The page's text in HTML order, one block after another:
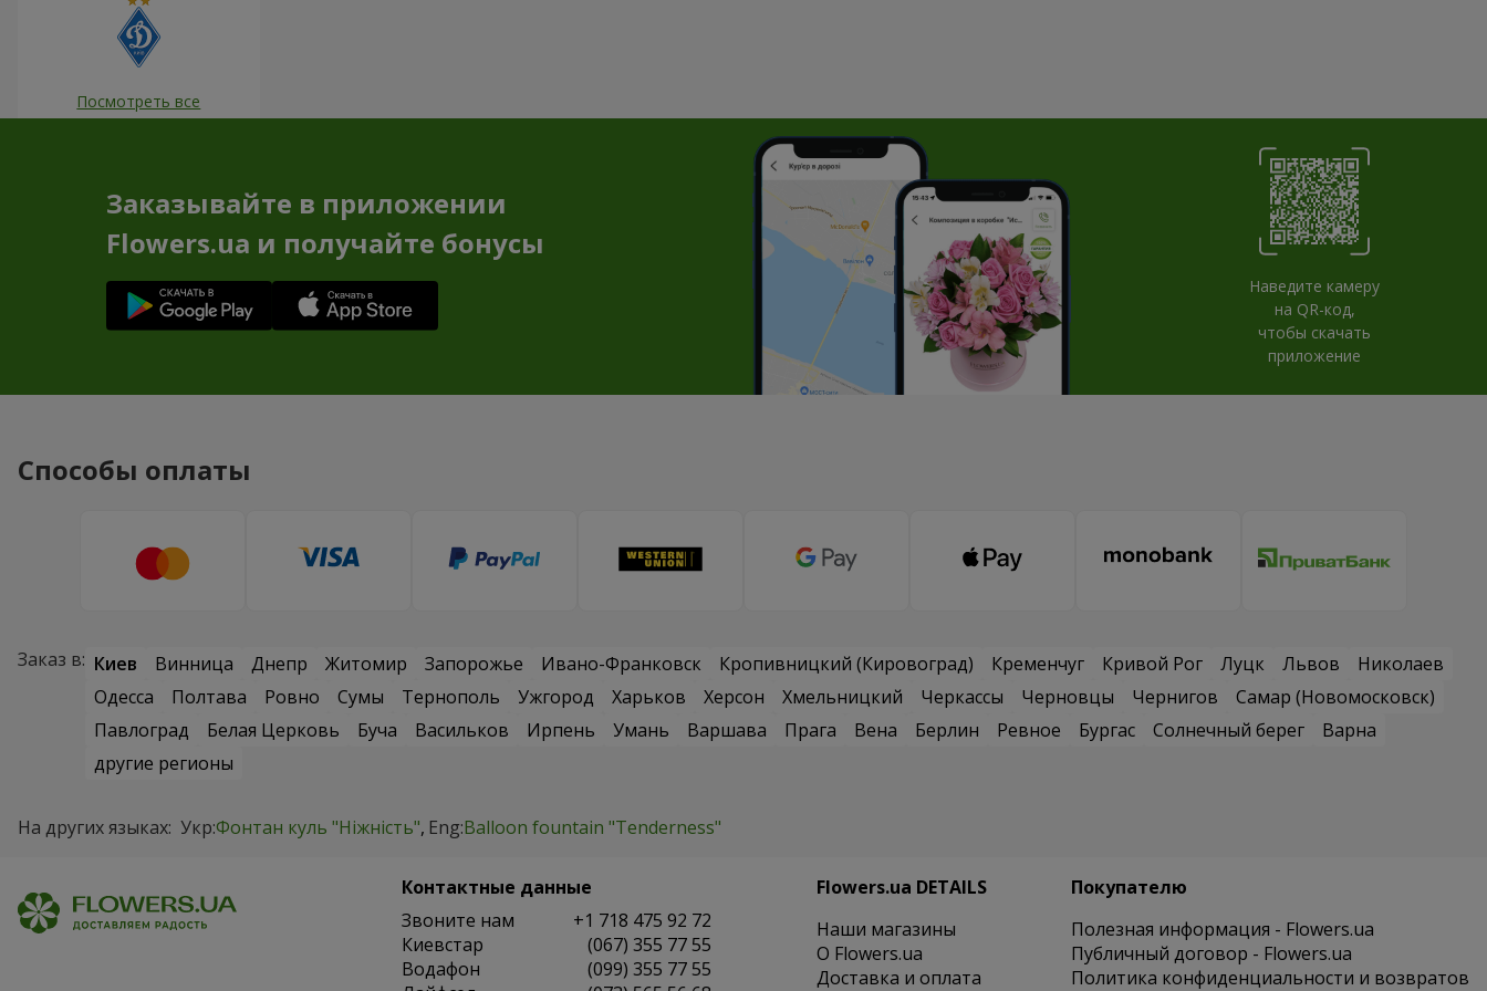
Посмотреть все
Заказывайте в приложении
Flowers.ua и получайте бонусы
Наведите камеру
на QR-код,
чтобы скачать
приложение
Способы оплаты
Заказ в: Киев Винница Днепр Житомир Запорожье Ивано-Франковск Кропивницкий (Кировоград) Кременчуг Кривой Рог Луцк Львов
Николаев
Одесса
Полтава Ровно Сумы Тернополь Ужгород Харьков Херсон Хмельницкий Черкассы Черновцы Чернигов
Самар (Новомосковск)
Павлоград
Белая Церковь Буча Васильков Ирпень Умань Варшава Прага Вена Берлин Ревное Бургас Солнечный берег
Варна
другие регионы
На других языках: Укр:Фонтан куль "Ніжність" Eng:Balloon fountain "Tenderness"
Контактные данные
Звоните нам
+1 718 475 92 72
Киевстар
(067) 355 77 55
Водафон
(099) 355 77 55
Flowers.ua DETAILS
Наши магазины
O Flowers.ua
Доставка и оплата
Покупателю
Полезная информация - Flowers.ua
Публичный договор - Flowers.ua
Политика конфиденциальности и возвратов